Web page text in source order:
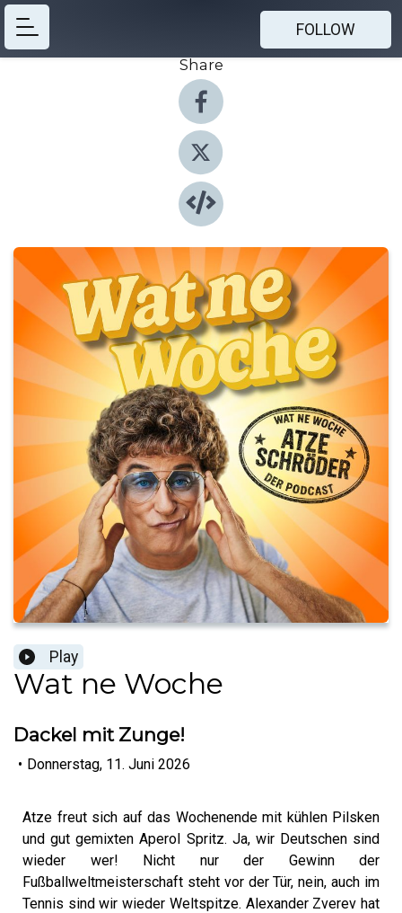
FOLLOW
Share
Play
Wat ne Woche
Dackel mit Zunge!
• Donnerstag, 11. Juni 2026
Atze freut sich auf das Wochenende mit kühlen Pilsken
und gut gemixten Aperol Spritz. Ja, wir Deutschen sind
wieder wer! Nicht nur der Gewinn der
Fußballweltmeisterschaft steht vor der Tür, nein, auch im
Tennis sind wir wieder Weltspitze. Alexander Zverev hat